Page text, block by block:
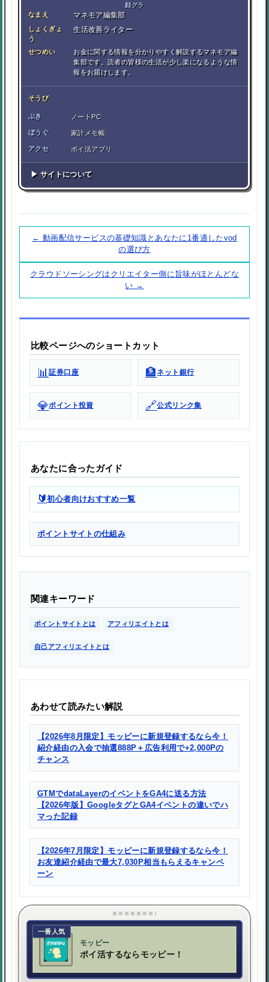
顔グラ
なまえ マネモア編集部
しょくぎょ
う
生活改善ライター
せつめい
お金に関する情報を分かりやすく解説するマネモア編
集部です。読者の皆様の生活が少し楽になるような情
報をお届けします。
そうび
ぶき ノートPC
ぼうぐ 家計メモ帳
アクセ ポイ活アプリ
▶ サイトについて
← 動画配信サービスの基礎知識とあなたに1番適したvod
の選び方
クラウドソーシングはクリエイター側に旨味がほとんどな
い →
比較ページへのショートカット
📊証券口座 🏦ネット銀行
💎ポイント投資 🔗公式リンク集
あなたに合ったガイド
🔰初心者向けおすすめ一覧
ポイントサイトの仕組み
関連キーワード
ポイントサイトとは アフィリエイトとは
自己アフィリエイトとは
あわせて読みたい解説
【2026年8月限定】モッピーに新規登録するなら今！
紹介経由の入会で抽選888P＋広告利用で+2,000Pの
チャンス
GTMでdataLayerのイベントをGA4に送る方法
【2026年版】GoogleタグとGA4イベントの違いでハ
マった記録
【2026年7月限定】モッピーに新規登録するなら今！
お友達紹介経由で最大7,030P相当もらえるキャンペ
ーン
一番人気
モッピー
ポイ活するならモッピー！